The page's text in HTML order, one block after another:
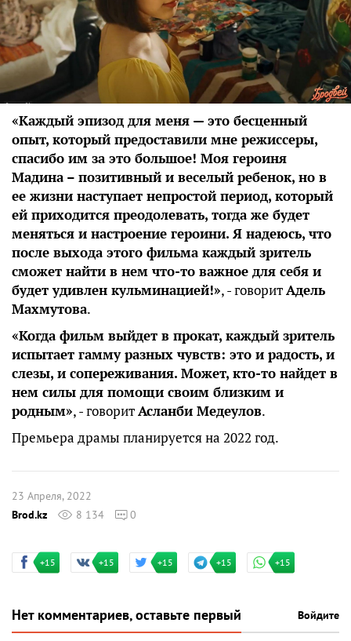
«Каждый эпизод для меня — это бесценный
опыт, который предоставили мне режиссеры,
спасибо им за это большое! Моя героиня
Мадина – позитивный и веселый ребенок, но в
ее жизни наступает непростой период, который
ей приходится преодолевать, тогда же будет
меняться и настроение героини. Я надеюсь, что
после выхода этого фильма каждый зритель
сможет найти в нем что-то важное для себя и
будет удивлен кульминацией!», - говоритАдель
Махмутова.
«Когда фильм выйдет в прокат, каждый зритель
испытает гамму разных чувств: это и радость, и
слезы, и сопереживания. Может, кто-то найдет в
нем силы для помощи своим близким и
родным», - говоритАсланби Медеулов.
Премьера драмы планируется на 2022 год.
23 Апреля, 2022
Brod.kz
8 134 0
+15 +15 +15 +15 +15
Нет комментариев, оставьте первый Войдите